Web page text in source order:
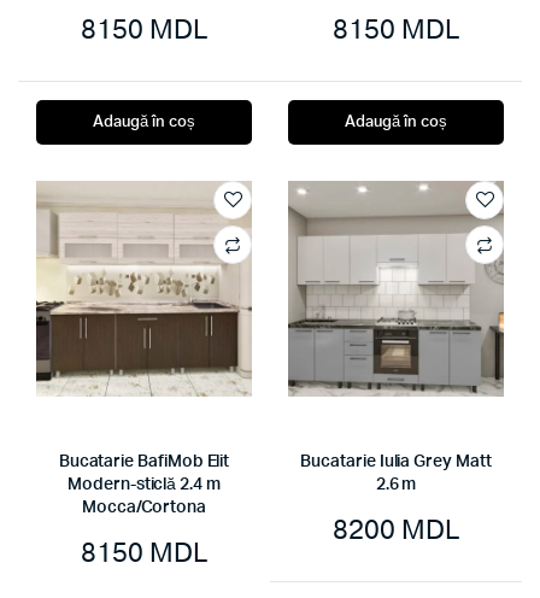
8150 MDL
Adaugă în coș
8150 MDL
Adaugă în coș
Bucatarie BafiMob Elit
Modern-sticlă 2.4 m
Mocca/Cortona
8150 MDL
Bucatarie Iulia Grey Matt
2.6 m
8200 MDL